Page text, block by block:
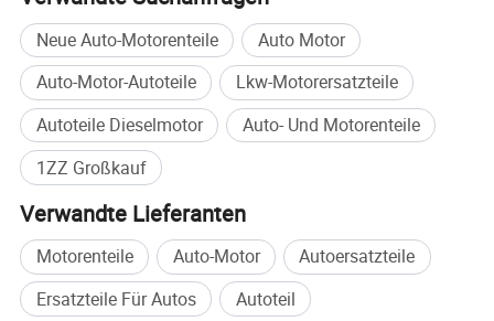
Motortyp
Inline 4-Zylinder, DOHC, 16 Ventile,
Naturalangesaugt
Verschiebung 1.794 cc (1,8 l)
Produktionsjahre 1997-2009
Neue Auto-Motorenteile
Auto Motor
Auto-Motor-Autoteile
Lkw-Motorersatzteile
Autoteile Dieselmotor
Auto- Und Motorenteile
1ZZ Großkauf
Verwandte Lieferanten
Motorenteile Auto-Motor
Autoersatzteile
Ersatzteile Für Autos
Autoteil